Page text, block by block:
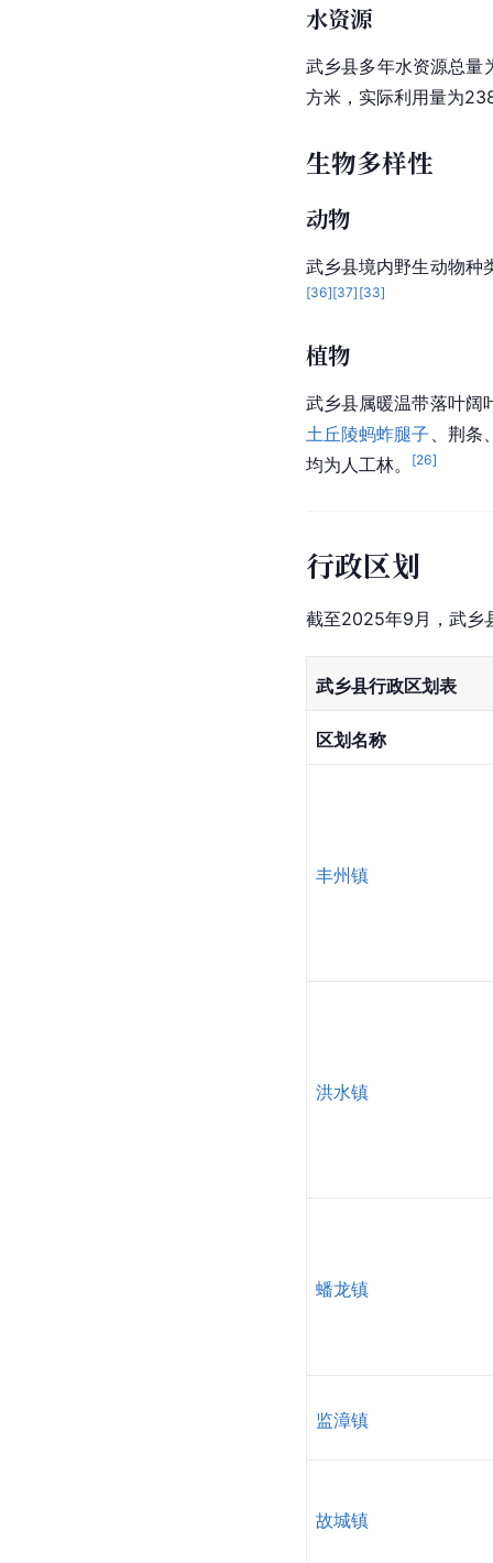
水资源
武乡县多年水资源总量
方米，实际利用量为
生物多样性
动物
武乡县境内野生动物种
[36][37] [33]
植物
武乡县属暖温带落叶阔
土 丘陵蚂蚱腿子 、荆条
均为人工林。
[26]
行政区划
截至2025年9月，武乡
武乡县行政区划表
区划名称
丰州镇
洪水镇
蟠龙镇
监漳镇
故城镇